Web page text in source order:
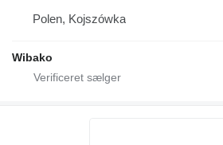
Polen, Kojszówka
Wibako